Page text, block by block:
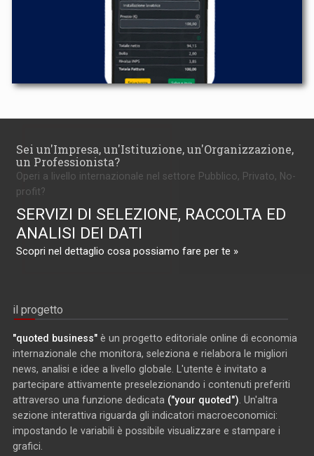
Sei un'Impresa, un'Istituzione, un'Organizzazione,
un Professionista?
Operi a livello internazionale nel settore Pubblico, Privato, No-
profit?
SERVIZI DI SELEZIONE, RACCOLTA ED
ANALISI DEI DATI
Scopri nel dettaglio cosa possiamo fare per te »
il progetto
"quoted business" è un progetto editoriale online di economia
internazionale che monitora, seleziona e rielabora le migliori
news, analisi e idee a livello globale. L'utente è invitato a
partecipare attivamente preselezionando i contenuti preferiti
attraverso una funzione dedicata ("your quoted") . Un'altra
sezione interattiva riguarda gli indicatori macroeconomici:
impostando le variabili è possibile visualizzare e stampare i
grafici.